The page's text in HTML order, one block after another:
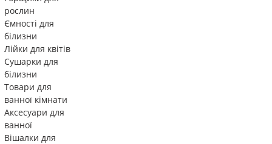
рослин
Ємності для
білизни
Лійки для квітів
Сушарки для
білизни
Товари для
ванної кімнати
Аксесуари для
ванної
Вішалки для